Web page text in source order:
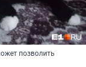
позволить